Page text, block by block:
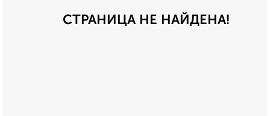
СТРАНИЦА НЕ НАЙДЕНА!